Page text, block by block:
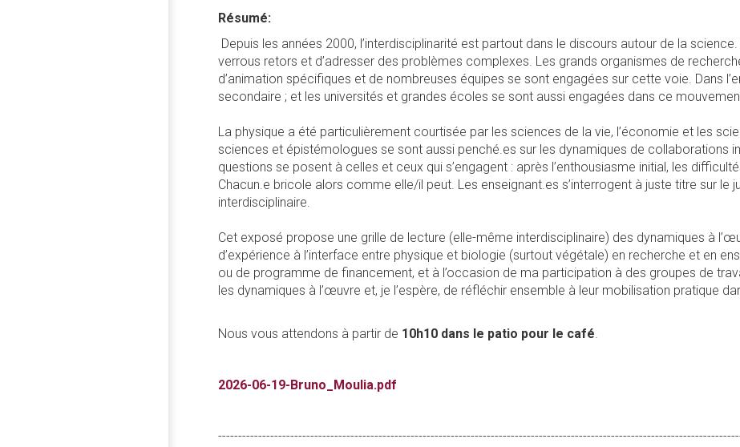
Résumé:
Depuis les années 2000, l’interdisciplinarité est partout dans le discours autour de la
verrous retors et d’adresser des problèmes complexes. Les grands organismes de
d’animation spécifiques et de nombreuses équipes se sont engagées sur cette voie. Dans
secondaire ; et les universités et grandes écoles se sont aussi engagées dans ce
La physique a été particulièrement courtisée par les sciences de la vie, l’économie et les
sciences et épistémologues se sont aussi penché.es sur les dynamiques de collaborations
questions se posent à celles et ceux qui s’engagent : après l’enthousiasme initial, les
Chacun.e bricole alors comme elle/il peut. Les enseignant.es s’interrogent à juste titre sur le
interdisciplinaire.
Cet exposé propose une grille de lecture (elle-même interdisciplinaire) des dynamiques à
d’expérience à l’interface entre physique et biologie (surtout végétale) en recherche et en
ou de programme de financement, et à l’occasion de ma participation à des groupes de
les dynamiques à l’œuvre et, je l’espère, de réfléchir ensemble à leur mobilisation pratique
Nous vous attendons à partir de 10h10 dans le patio pour le café.
2026-06-19-Bruno_Moulia.pdf